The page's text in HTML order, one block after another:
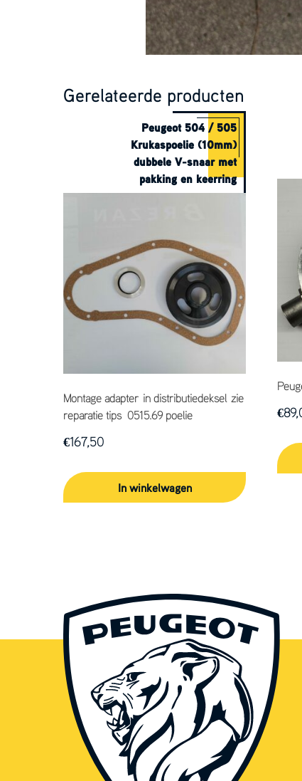
Gerelateerde producten
Peugeot 504 / 505
Krukaspoelie (10mm)
dubbele V-snaar met
pakking en keerring
Montage adapter in distributiedeksel zie
reparatie tips 0515.69 poelie
€167,50
In winkelwagen
€